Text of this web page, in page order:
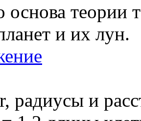
основа теории
и их лун.
радиусы и